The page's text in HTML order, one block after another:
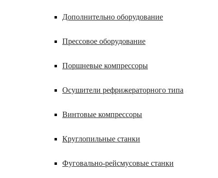
Дополнительно оборудование
Прессовое оборудование
Поршневые компрессоры
Осушители рефрижераторного типа
Винтовые компрессоры
Круглопильные станки
Фуговально-рейсмусовые станки